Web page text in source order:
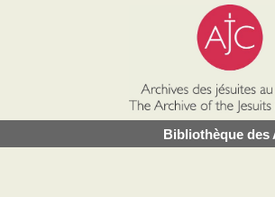
Bibliothèque des